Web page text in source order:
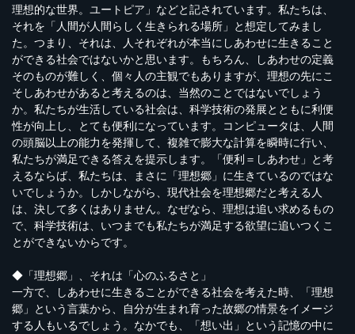
理想的な世界。ユートピア」などと記されています。私たちは、
それを「人間が人間らしく生きられる場所」と想定してみまし
た。つまり、それは、人それぞれが本当にしあわせに生きること
ができる社会ではないかと思います。もちろん、しあわせの定義
そのものが難しく、個々人の主観でもありますが、理想の先にこ
そしあわせがあると考えるのは、当然のことではないでしょう
か。私たちが生活している社会は、科学技術の発展とともに利便
性が向上し、とても便利になっています。コンピュータは、人間
の頭脳以上の能力を発揮して、複雑で膨大な計算を瞬時に行い、
私たちが満足できる答えを提示します。「便利＝しあわせ」と考
えるならば、私たちは、まさに「理想郷」に生きているのではな
いでしょうか。しかしながら、現代社会を理想郷だと考える人
は、決して多くはありません。なぜなら、理想は追い求めるもの
で、科学技術は、いつまでも私たちが満足する欲望に追いつくこ
とができないからです。
◆「理想郷」、それは「心のふるさと」
一方で、しあわせに生きることができる社会を考えた時、「理想
郷」という言葉から、自分が生まれ育った故郷の情景をイメージ
する人もいるでしょう。なかでも、「想い出」という記憶の中に